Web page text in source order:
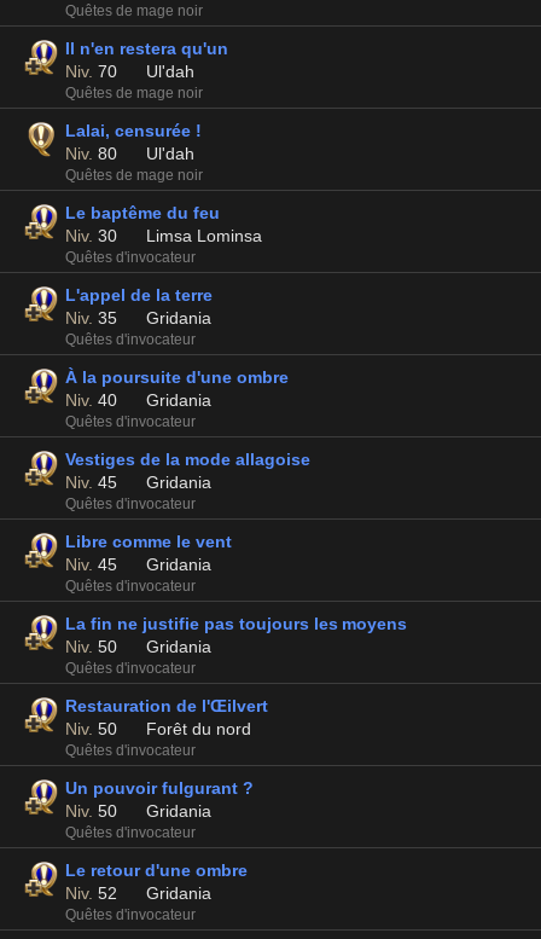
Quêtes de mage noir
Il n'en restera qu'un
Niv. 70 Ul'dah
Quêtes de mage noir
Lalai, censurée !
Niv. 80 Ul'dah
Quêtes de mage noir
Le baptême du feu
Niv. 30 Limsa Lominsa
Quêtes d'invocateur
L'appel de la terre
Niv. 35 Gridania
Quêtes d'invocateur
À la poursuite d'une ombre
Niv. 40 Gridania
Quêtes d'invocateur
Vestiges de la mode allagoise
Niv. 45 Gridania
Quêtes d'invocateur
Libre comme le vent
Niv. 45 Gridania
Quêtes d'invocateur
La fin ne justifie pas toujours les moyens
Niv. 50 Gridania
Quêtes d'invocateur
Restauration de l'Œilvert
Niv. 50 Forêt du nord
Quêtes d'invocateur
Un pouvoir fulgurant ?
Niv. 50 Gridania
Quêtes d'invocateur
Le retour d'une ombre
Niv. 52 Gridania
Quêtes d'invocateur